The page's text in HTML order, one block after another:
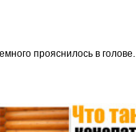
прояснилось в голове.